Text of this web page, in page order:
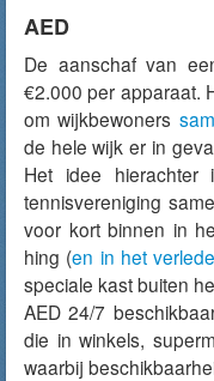
AED
De aanschaf van
€2.000 per apparaat.
om wijkbewoners
de hele wijk er in
Het idee
tennisvereniging
voor kort binnen in
hing (en in het
speciale kast buiten
AED 24/7
die in winkels,
waarbij